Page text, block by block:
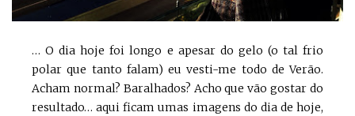
… O dia hoje foi longo e apesar do gelo (o tal frio
polar que tanto falam) eu vesti-me todo de Verão.
Acham normal? Baralhados? Acho que vão gostar do
resultado… aqui ficam umas imagens do dia de hoje,